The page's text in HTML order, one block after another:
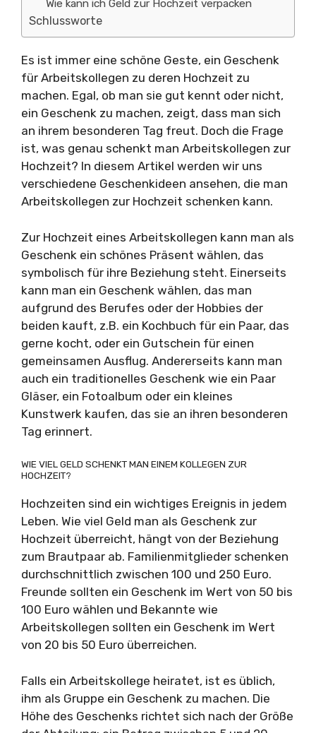
Wie kann ich Geld zur Hochzeit verpacken
Schlussworte
Es ist immer eine schöne Geste, ein Geschenk
für Arbeitskollegen zu deren Hochzeit zu
machen. Egal, ob man sie gut kennt oder nicht,
ein Geschenk zu machen, zeigt, dass man sich
an ihrem besonderen Tag freut. Doch die Frage
ist, was genau schenkt man Arbeitskollegen zur
Hochzeit? In diesem Artikel werden wir uns
verschiedene Geschenkideen ansehen, die man
Arbeitskollegen zur Hochzeit schenken kann.
Zur Hochzeit eines Arbeitskollegen kann man als
Geschenk ein schönes Präsent wählen, das
symbolisch für ihre Beziehung steht. Einerseits
kann man ein Geschenk wählen, das man
aufgrund des Berufes oder der Hobbies der
beiden kauft, z.B. ein Kochbuch für ein Paar, das
gerne kocht, oder ein Gutschein für einen
gemeinsamen Ausflug. Andererseits kann man
auch ein traditionelles Geschenk wie ein Paar
Gläser, ein Fotoalbum oder ein kleines
Kunstwerk kaufen, das sie an ihren besonderen
Tag erinnert.
WIE VIEL GELD SCHENKT MAN EINEM KOLLEGEN ZUR
HOCHZEIT?
Hochzeiten sind ein wichtiges Ereignis in jedem
Leben. Wie viel Geld man als Geschenk zur
Hochzeit überreicht, hängt von der Beziehung
zum Brautpaar ab. Familienmitglieder schenken
durchschnittlich zwischen 100 und 250 Euro.
Freunde sollten ein Geschenk im Wert von 50 bis
100 Euro wählen und Bekannte wie
Arbeitskollegen sollten ein Geschenk im Wert
von 20 bis 50 Euro überreichen.
Falls ein Arbeitskollege heiratet, ist es üblich,
ihm als Gruppe ein Geschenk zu machen. Die
Höhe des Geschenks richtet sich nach der Größe